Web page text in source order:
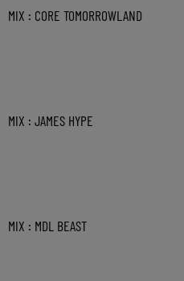
MIX : CORE TOMORROWLAND
MIX : JAMES HYPE
MIX : MDL BEAST